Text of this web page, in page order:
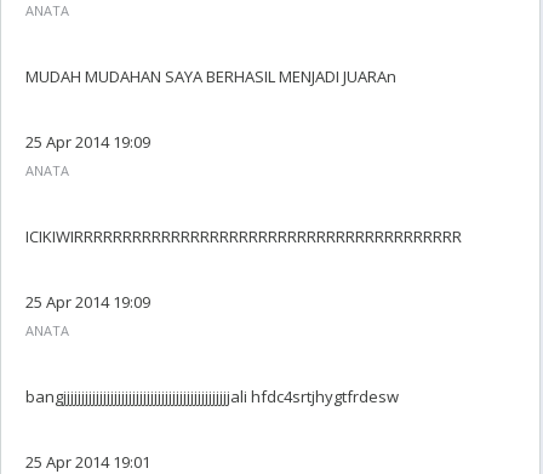
ANATA
MUDAH MUDAHAN SAYA BERHASIL MENJADI JUARAn
25 Apr 2014 19:09
ANATA
ICIKIWIRRRRRRRRRRRRRRRRRRRRRRRRRRRRRRRRRRRRRRRR
25 Apr 2014 19:09
ANATA
bangjjjjjjjjjjjjjjjjjjjjjjjjjjjjjjjjjjjjjjjjjjjjjjali hfdc4srtjhygtfrdesw
25 Apr 2014 19:01